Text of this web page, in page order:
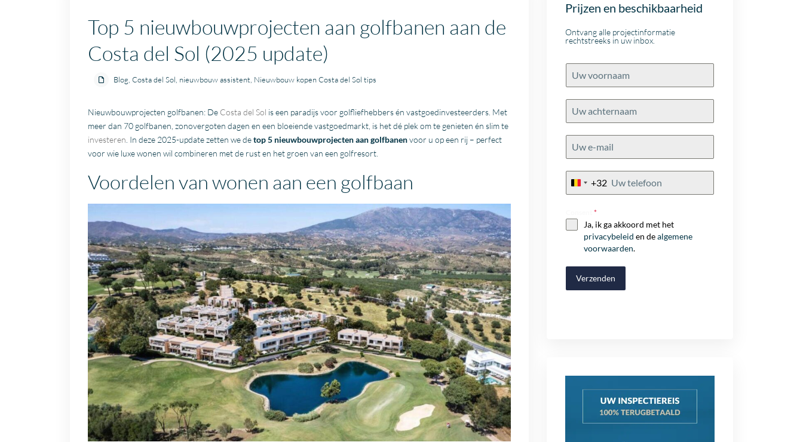
Top 5 nieuwbouwprojecten aan golfbanen aan de
Costa del Sol (2025 update)
Blog Costa del Sol nieuwbouw assistent Nieuwbouw kopen Costa del Sol tips
Nieuwbouwprojecten golfbanen: De Costa del Sol is een paradijs voor golfliefhebbers én vastgoedinvesteerders. Met
meer dan 70 golfbanen, zonovergoten dagen en een bloeiende vastgoedmarkt, is het dé plek om te genieten én slim te
investeren . In deze 2025-update zetten we detop 5 nieuwbouwprojecten aan golfbanenvoor u op een rij – perfect
voor wie luxe wonen wil combineren met de rust en het groen van een golfresort.
Voordelen van wonen aan een golfbaan
Prijzen en beschikbaarheid
Ontvang alle projectinformatie
rechtstreeks in uw inbox.
Belgium
+32
*
Ja, ik ga akkoord met het
privacybeleid en dealgemene
voorwaarden.
Verzenden